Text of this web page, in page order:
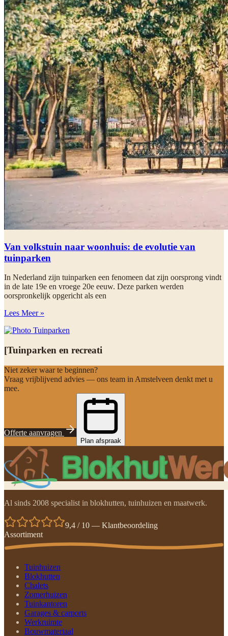
Van volkstuin naar woonhuis: de evolutie van
tuinparken
In Nederland zijn tuinparken een fenomeen dat zijn oorsprong vindt
in de late 19e en vroege 20e eeuw. Deze parken werden
oorspronkelijk opgericht als een
Lees Meer »
[Tuinparken en recreati
Niet zeker waar te beginnen?
Vraag vrijblijvend advies — ons team in Amstelveen denkt met u
mee.
Offerte aanvragen
Plan afspraak
Al sinds 2008 specialist in blokhutten, tuinhuizen en maatwerk.
9,4 / 10 — Klantbeoordeling
Assortiment
Tuinhuizen
Blokhutten
Chalets
Zomerhuizen
Tuinkantoren
Garages & carports
Werkruimte
Bouwmateriaal